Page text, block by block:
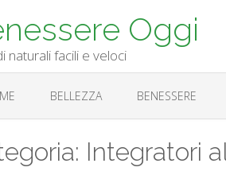
Oggi
naturali facili e veloci
BELLEZZA BENESSERE
Integratori